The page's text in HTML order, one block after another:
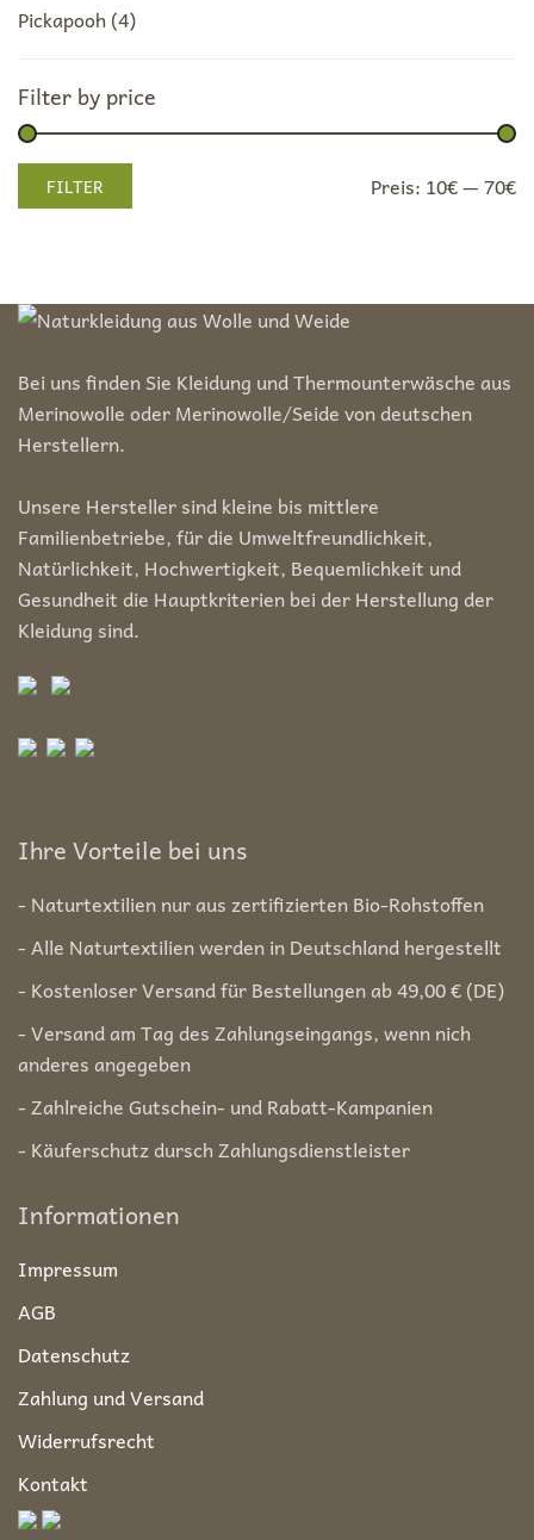
Pickapooh(4)
Filter by price
Min.
Max.FILTER Preis: 10€—70€
Bei uns finden Sie Kleidung und Thermounterwäsche aus
Merinowolle oder Merinowolle/Seide von deutschen
Herstellern.
Unsere Hersteller sind kleine bis mittlere
Familienbetriebe, für die Umweltfreundlichkeit,
Natürlichkeit, Hochwertigkeit, Bequemlichkeit und
Gesundheit die Hauptkriterien bei der Herstellung der
Kleidung sind.
Ihre Vorteile bei uns
- Naturtextilien nur aus zertifizierten Bio-Rohstoffen
- Alle Naturtextilien werden in Deutschland hergestellt
- Kostenloser Versand für Bestellungen ab 49,00 € (DE)
- Versand am Tag des Zahlungseingangs, wenn nich
anderes angegeben
- Zahlreiche Gutschein- und Rabatt-Kampanien
- Käuferschutz dursch Zahlungsdienstleister
Informationen
Impressum
AGB
Datenschutz
Zahlung und Versand
Widerrufsrecht
Kontakt